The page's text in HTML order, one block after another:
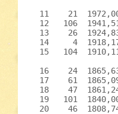
11    21
12   106
13    26
14     4
15   104
16    24
17    61
18    47
19   101
20    46